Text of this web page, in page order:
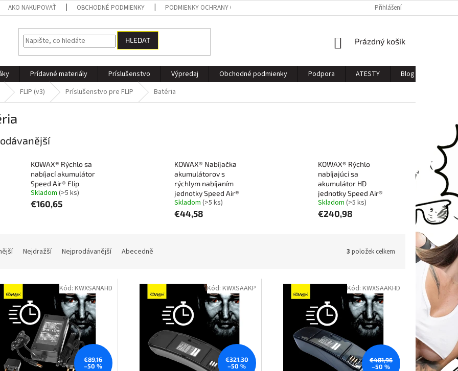
AKO NAKUPOVAŤ OBCHODNÉ PODMIENKY PODMIENKY OCHRANY OSOBNÝCH ÚDAJOV Přihlášení
HLEDAT
NÁKUPNÍ
Prázdný košík
Prídavné materiály Príslušenstvo Výpredaj Obchodné podmienky Podpora ATESTY Blog
FLIP (v3) Príslušenstvo pre FLIP Batéria
KOWAX® Rýchlo sa
nabíjací akumulátor
Speed Air® Flip
Skladom (>5 ks)
€160,65
KOWAX® Nabíjačka
akumulátorov s
rýchlym nabíjaním
jednotky Speed Air®
Skladom (>5 ks)
€44,58
KOWAX® Rýchlo
nabíjajúci sa
akumulátor HD
jednotky Speed Air®
Skladom (>5 ks)
€240,98
Nejdražší Nejprodávanější Abecedně 3 položek celkem
€89,16
–50 %
Kód: KWXSANAHD
€321,30
–50 %
Kód: KWXSAAKP
€481,96
–50 %
Kód: KWXSAAKHD